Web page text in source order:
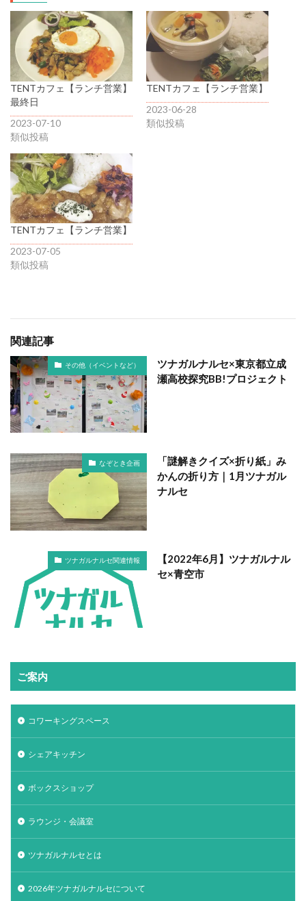
TENTカフェ【ランチ営業】
最終日
2023-07-10
類似投稿
TENTカフェ【ランチ営業】
2023-06-28
類似投稿
TENTカフェ【ランチ営業】
2023-07-05
類似投稿
関連記事
その他（イベントなど）
ツナガルナルセ×東京都立成
瀬高校探究BB!プロジェクト
なぞとき企画
「謎解きクイズ×折り紙」み
かんの折り方｜1月ツナガル
ナルセ
ツナガルナルセ関連情報
【2022年6月】ツナガルナル
セ×青空市
ご案内
コワーキングスペース
シェアキッチン
ボックスショップ
ラウンジ・会議室
ツナガルナルセとは
2026年ツナガルナルセについて